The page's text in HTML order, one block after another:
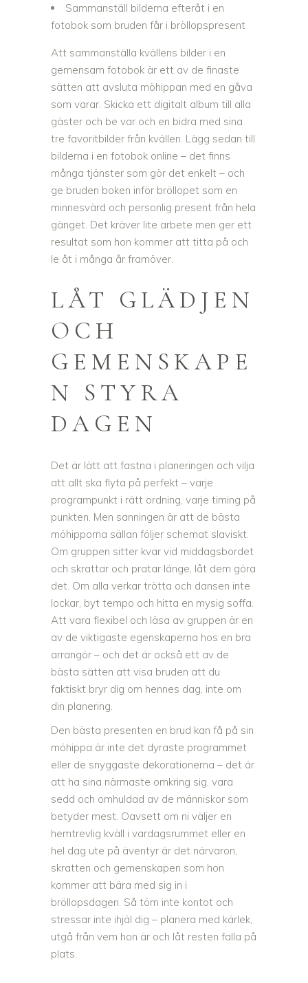
Sammanställ bilderna efteråt i en
fotobok som bruden får i bröllopspresent
Att sammanställa kvällens bilder i en
gemensam fotobok är ett av de finaste
sätten att avsluta möhippan med en gåva
som varar. Skicka ett digitalt album till alla
gäster och be var och en bidra med sina
tre favoritbilder från kvällen. Lägg sedan till
bilderna i en fotobok online – det finns
många tjänster som gör det enkelt – och
ge bruden boken inför bröllopet som en
minnesvärd och personlig present från hela
gänget. Det kräver lite arbete men ger ett
resultat som hon kommer att titta på och
le åt i många år framöver.
LÅT GLÄDJEN
OCH
GEMENSKAPE
N STYRA
DAGEN
Det är lätt att fastna i planeringen och vilja
att allt ska flyta på perfekt – varje
programpunkt i rätt ordning, varje timing på
punkten. Men sanningen är att de bästa
möhipporna sällan följer schemat slaviskt.
Om gruppen sitter kvar vid middagsbordet
och skrattar och pratar länge, låt dem göra
det. Om alla verkar trötta och dansen inte
lockar, byt tempo och hitta en mysig soffa.
Att vara flexibel och läsa av gruppen är en
av de viktigaste egenskaperna hos en bra
arrangör – och det är också ett av de
bästa sätten att visa bruden att du
faktiskt bryr dig om hennes dag, inte om
din planering.
Den bästa presenten en brud kan få på sin
möhippa är inte det dyraste programmet
eller de snyggaste dekorationerna – det är
att ha sina närmaste omkring sig, vara
sedd och omhuldad av de människor som
betyder mest. Oavsett om ni väljer en
hemtrevlig kväll i vardagsrummet eller en
hel dag ute på äventyr är det närvaron,
skratten och gemenskapen som hon
kommer att bära med sig in i
bröllopsdagen. Så töm inte kontot och
stressar inte ihjäl dig – planera med kärlek,
utgå från vem hon är och låt resten falla på
plats.